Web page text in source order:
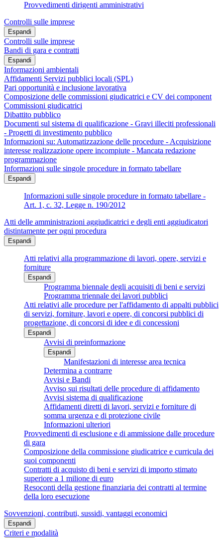
Provvedimenti dirigenti amministrativi
Controlli sulle imprese
Espandi
Controlli sulle imprese
Bandi di gara e contratti
Espandi
Informazioni ambientali
Affidamenti Servizi pubblici locali (SPL)
Pari opportunità e inclusione lavorativa
Composizione delle commissioni giudicatrici e CV dei component
Commissioni giudicatrici
Dibattito pubblico
Documenti sul sistema di qualificazione - Gravi illeciti professionali
- Progetti di investimento pubblico
Informazioni su: Automatizzazione delle procedure - Acquisizione
interesse realizzazione opere incompiute - Mancata redazione
programmazione
Informazioni sulle singole procedure in formato tabellare
Espandi
Informazioni sulle singole procedure in formato tabellare -
Art. 1, c. 32, Legge n. 190/2012
Atti delle amministrazioni aggiudicatrici e degli enti aggiudicatori
distintamente per ogni procedura
Espandi
Atti relativi alla programmazione di lavori, opere, servizi e
forniture
Espandi
Programma biennale degli acquisiti di beni e servizi
Programma triennale dei lavori pubblici
Atti relativi alle procedure per l'affidamento di appalti pubblici
di servizi, forniture, lavori e opere, di concorsi pubblici di
progettazione, di concorsi di idee e di concessioni
Espandi
Avvisi di preinformazione
Espandi
Manifestazioni di interesse area tecnica
Determina a contrarre
Avvisi e Bandi
Avviso sui risultati delle procedure di affidamento
Avvisi sistema di qualificazione
Affidamenti diretti di lavori, servizi e forniture di
somma urgenza e di protezione civile
Informazioni ulteriori
Provvedimenti di esclusione e di ammissione dalle procedure
di gara
Composizione della commissione giudicatrice e curricula dei
suoi componenti
Contratti di acquisto di beni e servizi di importo stimato
superiore a 1 milione di euro
Resoconti della gestione finanziaria dei contratti al termine
della loro esecuzione
Sovvenzioni, contributi, sussidi, vantaggi economici
Espandi
Criteri e modalità